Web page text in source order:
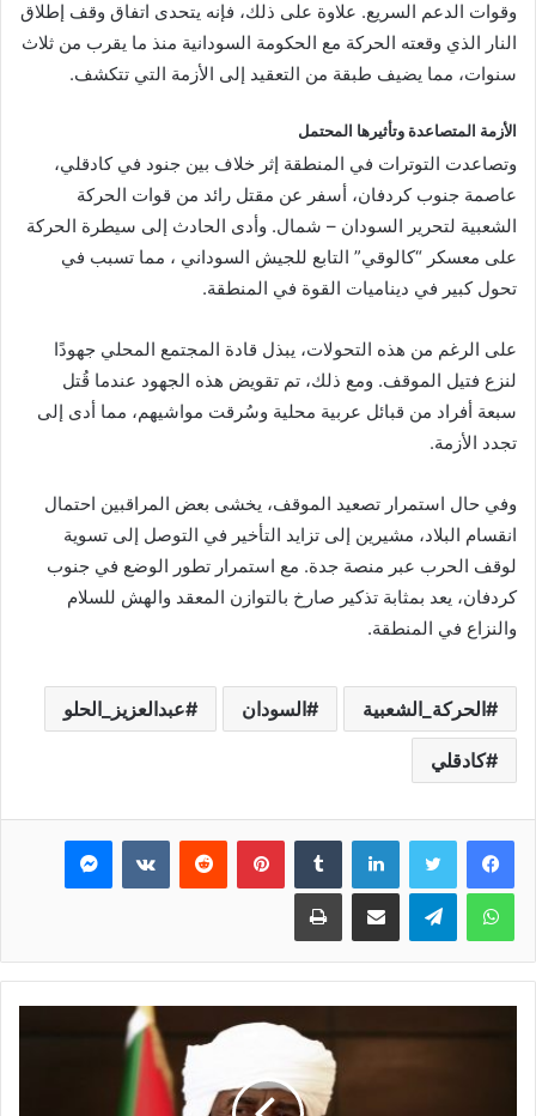
وقوات الدعم السريع. علاوة على ذلك، فإنه يتحدى اتفاق وقف إطلاق
النار الذي وقعته الحركة مع الحكومة السودانية منذ ما يقرب من ثلاث
سنوات، مما يضيف طبقة من التعقيد إلى الأزمة التي تتكشف.
الأزمة المتصاعدة وتأثيرها المحتمل
وتصاعدت التوترات في المنطقة إثر خلاف بين جنود في كادقلي،
عاصمة جنوب كردفان، أسفر عن مقتل رائد من قوات الحركة
الشعبية لتحرير السودان – شمال. وأدى الحادث إلى سيطرة الحركة
على معسكر “كالوقي” التابع للجيش السوداني ، مما تسبب في
تحول كبير في ديناميات القوة في المنطقة.
على الرغم من هذه التحولات، يبذل قادة المجتمع المحلي جهودًا
لنزع فتيل الموقف. ومع ذلك، تم تقويض هذه الجهود عندما قُتل
سبعة أفراد من قبائل عربية محلية وسُرقت مواشيهم، مما أدى إلى
تجدد الأزمة.
وفي حال استمرار تصعيد الموقف، يخشى بعض المراقبين احتمال
انقسام البلاد، مشيرين إلى تزايد التأخير في التوصل إلى تسوية
لوقف الحرب عبر منصة جدة. مع استمرار تطور الوضع في جنوب
كردفان، يعد بمثابة تذكير صارخ بالتوازن المعقد والهش للسلام
والنزاع في المنطقة.
الحركة_الشعبية السودان عبدالعزيز_الحلو
كادقلي
فيسبوك تويتر لينكدإن بينتيريست ماسنجر
واتساب تيلقرام مشاركة عبر البريد طباعة